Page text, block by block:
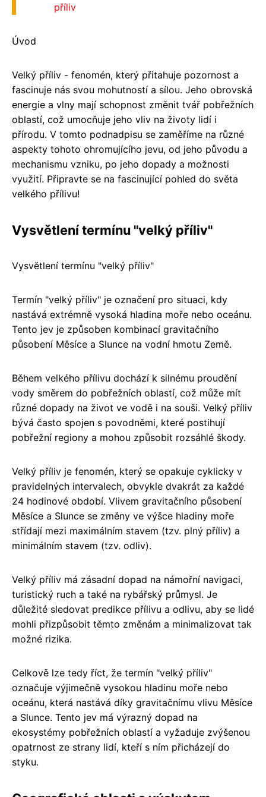
příliv
Úvod
Velký příliv - fenomén, který přitahuje pozornost a
fascinuje nás svou mohutností a sílou. Jeho obrovská
energie a vlny mají schopnost změnit tvář pobřežních
oblastí, což umocňuje jeho vliv na životy lidí i
přírodu. V tomto podnadpisu se zaměříme na různé
aspekty tohoto ohromujícího jevu, od jeho původu a
mechanismu vzniku, po jeho dopady a možnosti
využití. Připravte se na fascinující pohled do světa
velkého přílivu!
Vysvětlení termínu "velký příliv"
Vysvětlení termínu "velký příliv"
Termín "velký příliv" je označení pro situaci, kdy
nastává extrémně vysoká hladina moře nebo oceánu.
Tento jev je způsoben kombinací gravitačního
působení Měsíce a Slunce na vodní hmotu Země.
Během velkého přílivu dochází k silnému proudění
vody směrem do pobřežních oblastí, což může mít
různé dopady na život ve vodě i na souši. Velký příliv
bývá často spojen s povodněmi, které postihují
pobřežní regiony a mohou způsobit rozsáhlé škody.
Velký příliv je fenomén, který se opakuje cyklicky v
pravidelných intervalech, obvykle dvakrát za každé
24 hodinové období. Vlivem gravitačního působení
Měsíce a Slunce se změny ve výšce hladiny moře
střídají mezi maximálním stavem (tzv. plný příliv) a
minimálním stavem (tzv. odliv).
Velký příliv má zásadní dopad na námořní navigaci,
turistický ruch a také na rybářský průmysl. Je
důležité sledovat predikce přílivu a odlivu, aby se lidé
mohli přizpůsobit těmto změnám a minimalizovat tak
možné rizika.
Celkově lze tedy říct, že termín "velký příliv"
označuje výjimečně vysokou hladinu moře nebo
oceánu, která nastává díky gravitačnímu vlivu Měsíce
a Slunce. Tento jev má výrazný dopad na
ekosystémy pobřežních oblastí a vyžaduje zvýšenou
opatrnost ze strany lidí, kteří s ním přicházejí do
styku.